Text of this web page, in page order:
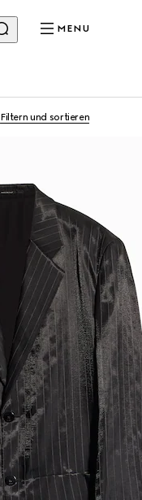
MENU
Filtern und sortieren